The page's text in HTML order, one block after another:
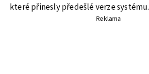
které přinesly předešlé verze systému.
Reklama